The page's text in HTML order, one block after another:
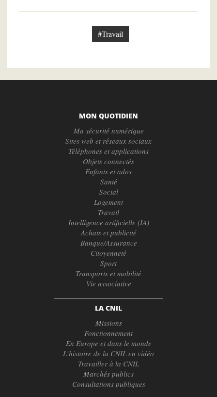
#Travail
MON QUOTIDIEN
Ma sécurité numérique
Sites web et réseaux sociaux
Téléphones et applications
Objets connectés
Enfants et ados
Santé
Social
Logement
Travail
Intelligence artificielle (IA)
Achats et publicité
Banque/Assurance
Citoyenneté
Sport
Transports et mobilité
Vie associative
LA CNIL
Missions
Fonctionnement
En Europe et dans le monde
L’histoire de la CNIL en vidéo
Travailler à la CNIL
Marchés publics
Consultations publiques